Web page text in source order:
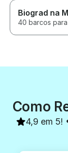
Biograd na
40 barcos
Como
4,9 em 5!